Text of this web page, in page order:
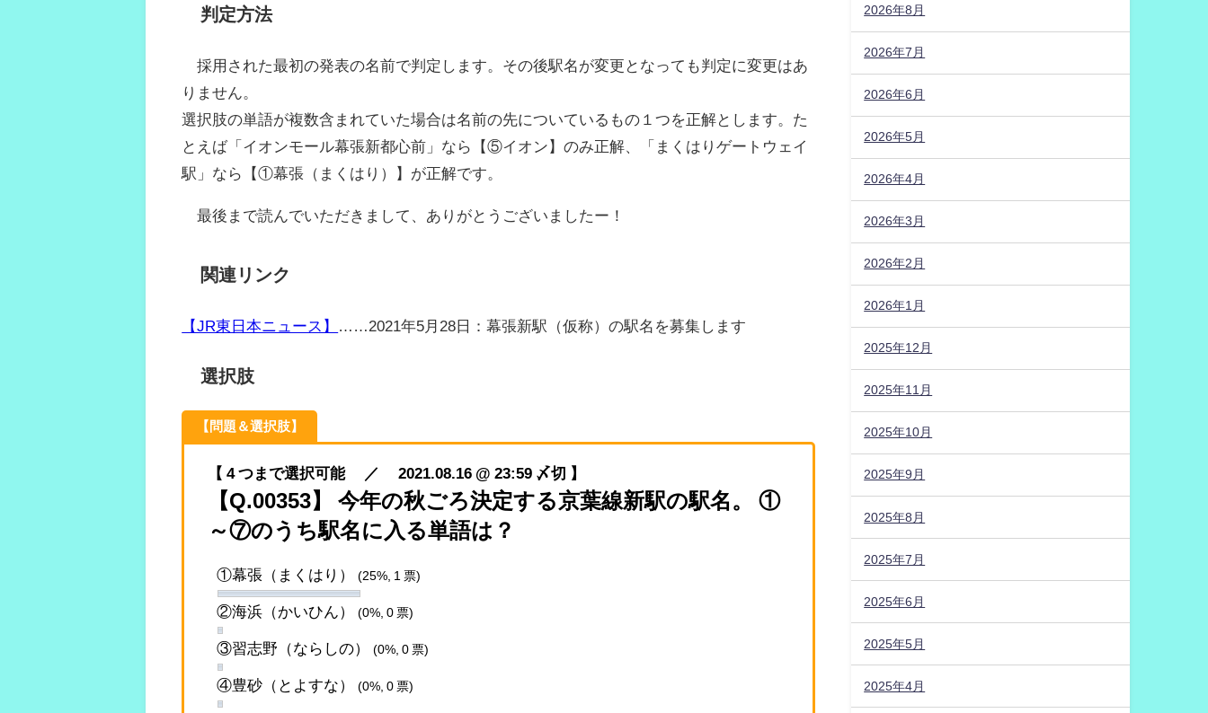
判定方法
採用された最初の発表の名前で判定します。その後駅名が変更となっても判定に変更はあ
りません。
選択肢の単語が複数含まれていた場合は名前の先についているもの１つを正解とします。た
とえば「イオンモール幕張新都心前」なら【⑤イオン】のみ正解、「まくはりゲートウェイ
駅」なら【①幕張（まくはり）】が正解です。
最後まで読んでいただきまして、ありがとうございましたー！
関連リンク
【JR東日本ニュース】 ……2021年5月28日：幕張新駅（仮称）の駅名を募集します
選択肢
【問題＆選択肢】
【 4 つまで選択可能 ／ 2021.08.16 @ 23:59 〆切 】
【Q.00353】 今年の秋ごろ決定する京葉線新駅の駅名。 ①
～⑦のうち駅名に入る単語は？
①幕張（まくはり） (25%, 1 票)
②海浜（かいひん） (0%, 0 票)
③習志野（ならしの） (0%, 0 票)
④豊砂（とよすな） (0%, 0 票)
2026年8月
2026年7月
2026年6月
2026年5月
2026年4月
2026年3月
2026年2月
2026年1月
2025年12月
2025年11月
2025年10月
2025年9月
2025年8月
2025年7月
2025年6月
2025年5月
2025年4月